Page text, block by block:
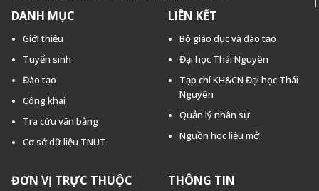
DANH MỤC
Giới thiệu
Tuyển sinh
Đào tạo
Công khai
Tra cứu văn bằng
Cơ sở dữ liệu TNUT
LIÊN KẾT
Bộ giáo dục và đào tạo
Đại học Thái Nguyên
Tạp chí KH&CN Đại học Thái
Nguyên
Quản lý nhân sự
Nguồn học liệu mở
ĐƠN VỊ TRỰC THUỘC THÔNG TIN